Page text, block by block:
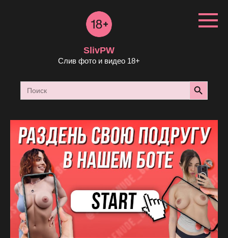
SlivPW
Слив фото и видео 18+
Search
for:
Search Button